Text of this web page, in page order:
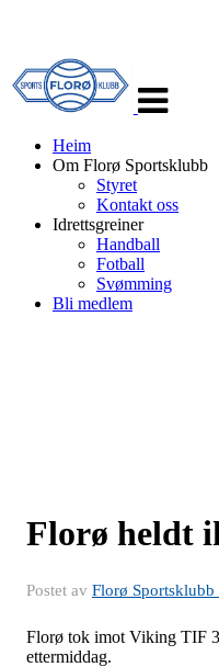
navigasjon
Heim
Om Florø Sportsklubb
Styret
Kontakt oss
Idrettsgreiner
Handball
Fotball
Svømming
Bli medlem
Florø heldt
Postet av Florø Sportsklubb
Florø tok imot Viking TIF
ettermiddag.